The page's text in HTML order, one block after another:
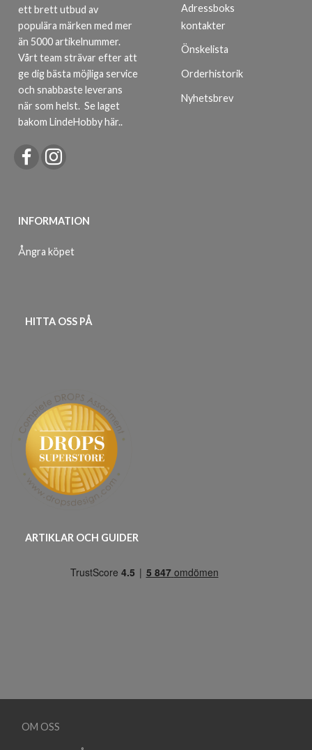
ett brett utbud av
populära märken med mer
än 5000 artikelnummer.
Vårt team strävar efter att
ge dig bästa möjliga service
och snabbaste leverans
när som helst. Se laget
bakom LindeHobby här..
INFORMATION
Ångra köpet
Adressboks
kontakter
Önskelista
Orderhistorik
Nyhetsbrev
HITTA OSS PÅ
ARTIKLAR OCH GUIDER
OM OSS